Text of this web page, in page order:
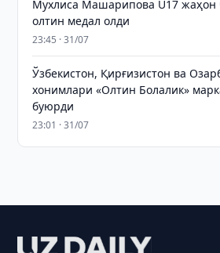
Мухлиса Машарипова U17 жаҳон
олтин медал олди
23:45 · 31/07
Ўзбекистон, Қирғизистон ва
хонимлари «Олтин Болалик»
буюрди
23:01 · 31/07